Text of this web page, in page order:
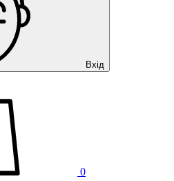
Вхід
0